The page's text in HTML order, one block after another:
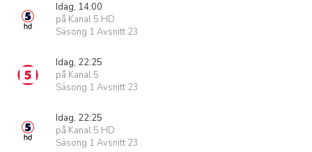
Idag, 14:00
på Kanal 5 HD
Säsong 1 Avsnitt 23
Idag, 22:25
på Kanal 5
Säsong 1 Avsnitt 23
Idag, 22:25
på Kanal 5 HD
Säsong 1 Avsnitt 23